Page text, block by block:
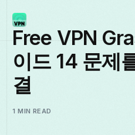
Download
Free VPN
이드 14 문제
결
1 MIN READ